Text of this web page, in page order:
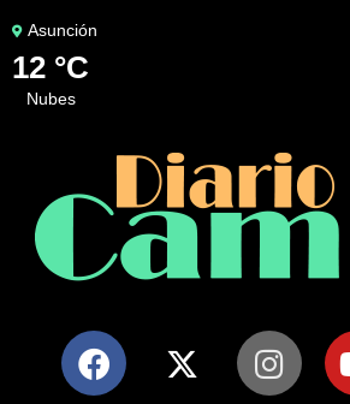
Asunción
12 °C
nubes